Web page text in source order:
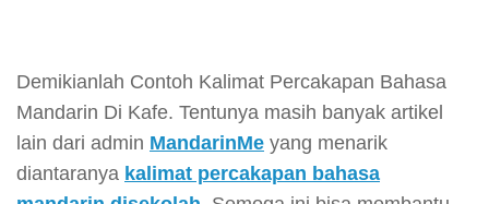
Demikianlah Contoh Kalimat Percakapan Bahasa
Mandarin Di Kafe. Tentunya masih banyak artikel
lain dari admin MandarinMe yang menarik
diantaranya kalimat percakapan bahasa